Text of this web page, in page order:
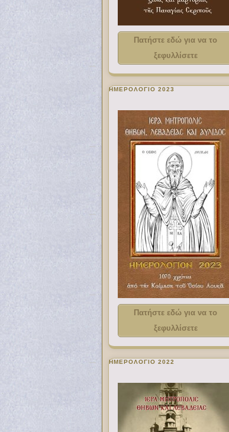
Πατήστε εδώ για να το
ξεφυλλίσετε
ΗΜΕΡΟΛΟΓΙΟ 2023
Πατήστε εδώ για να το
ξεφυλλίσετε
ΗΜΕΡΟΛΟΓΙΟ 2022